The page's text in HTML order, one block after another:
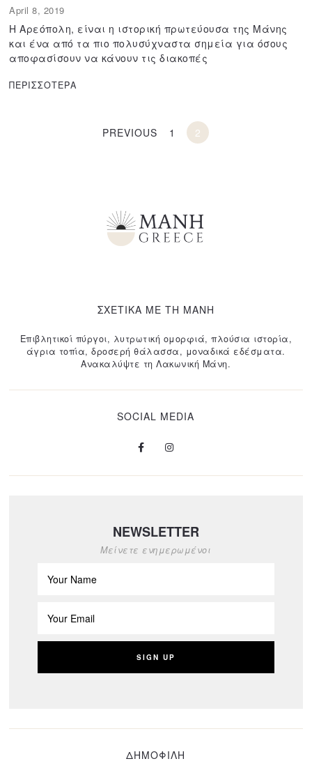
April 8, 2019
l
y
2
,
Η Αρεόπολη, είναι η ιστορική πρωτεύουσα της Μάνης
και ένα από τα πιο πολυσύχναστα σημεία για όσους
αποφασίσουν να κάνουν τις διακοπές
ΠΕΡΙΣΣΟΤΕΡΑ
PREVIOUS 1 2
ΣΧΕΤΙΚΑ ΜΕ ΤΗ ΜΑΝΗ
Επιβλητικοί πύργοι, λυτρωτική ομορφιά, πλούσια ιστορία,
άγρια τοπία, δροσερή θάλασσα, μοναδικά εδέσματα.
Ανακαλύψτε τη Λακωνική Μάνη.
SOCIAL MEDIA
NEWSLETTER
Μείνετε ενημερωμένοι
ΔΗΜΟΦΙΛΗ